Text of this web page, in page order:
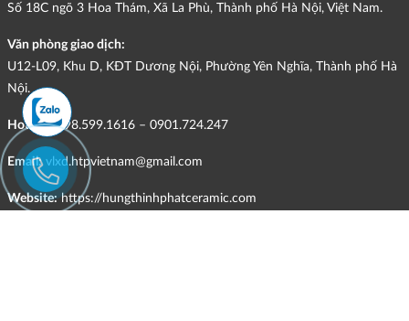
Số 18C ngõ 3 Hoa Thám, Xã La Phù, Thành phố Hà Nội, Việt Nam.
Văn phòng giao dịch:
U12-L09, Khu D, KĐT Dương Nội, Phường Yên Nghĩa, Thành phố Hà
Nội.
Hotline:098.599.1616 – 0901.724.247
Email: vlxd.htpvietnam@gmail.com
Website: https://hungthinhphatceramic.com